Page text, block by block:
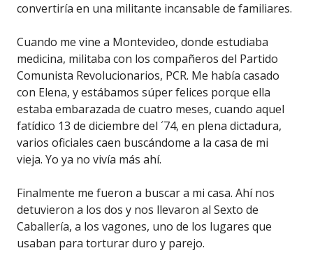
convertiría en una militante incansable de familiares.
Cuando me vine a Montevideo, donde estudiaba
medicina, militaba con los compañeros del Partido
Comunista Revolucionarios, PCR. Me había casado
con Elena, y estábamos súper felices porque ella
estaba embarazada de cuatro meses, cuando aquel
fatídico 13 de diciembre del ´74, en plena dictadura,
varios oficiales caen buscándome a la casa de mi
vieja. Yo ya no vivía más ahí.
Finalmente me fueron a buscar a mi casa. Ahí nos
detuvieron a los dos y nos llevaron al Sexto de
Caballería, a los vagones, uno de los lugares que
usaban para torturar duro y parejo.